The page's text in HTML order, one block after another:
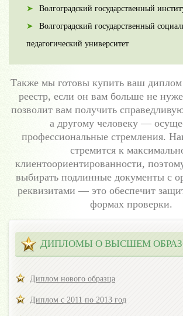
Волгоградский государственный
Волгоградский государственный
педагогический университет
Также мы готовы купить ваш диплом
реестр, если он вам больше не
позволит вам получить
а другому человеку —
профессиональные стремления.
стремится к
клиентоориентированности,
выбирать подлинные документы с
реквизитами — это обеспечит
формах проверки.
ДИПЛОМЫ О ВЫСШЕМ
Диплом нового образца
Диплом с 2011 по 2013 год